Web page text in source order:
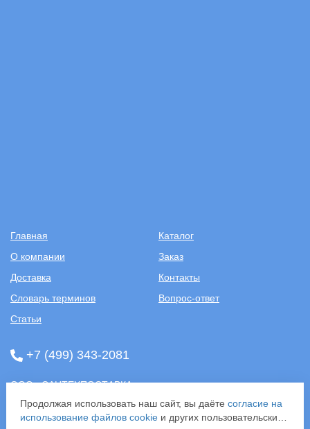
Главная
Каталог
О компании
Заказ
Доставка
Контакты
Словарь терминов
Вопрос-ответ
Статьи
+7 (499) 343-2081
ООО «САНТЕХПОСТАВКА»
ИНН: 7731286301
ОГРН: 1157746583092
121357, г. Москва, ул. Верейская, д. 29, стр. 35
Продолжая использовать наш сайт, вы даёте согласие на
использование файлов cookieи других пользовательских